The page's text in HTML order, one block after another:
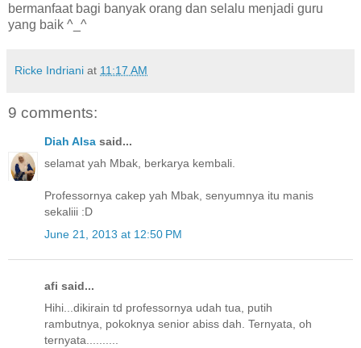
bermanfaat bagi banyak orang dan selalu menjadi guru
yang baik ^_^
Ricke Indriani at 11:17 AM
9 comments:
Diah Alsa said...
selamat yah Mbak, berkarya kembali.
Professornya cakep yah Mbak, senyumnya itu manis
sekaliii :D
June 21, 2013 at 12:50 PM
afi said...
Hihi...dikirain td professornya udah tua, putih
rambutnya, pokoknya senior abiss dah. Ternyata, oh
ternyata..........